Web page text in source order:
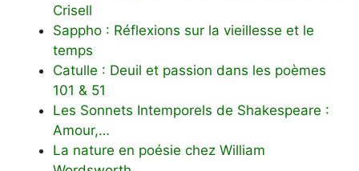
Crisell
Sappho : Réflexions sur la vieillesse et le
temps
Catulle : Deuil et passion dans les poèmes
101 & 51
Les Sonnets Intemporels de Shakespeare :
Amour,…
La nature en poésie chez William